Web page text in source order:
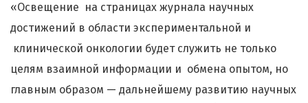
«Освещение на страницах журнала научных
достижений в области экспериментальной и
клинической онкологии будет служить не только
целям взаимной информации и обмена опытом, но
главным образом — дальнейшему развитию научных